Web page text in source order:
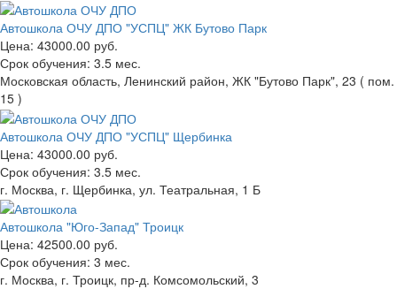
Автошкола ОЧУ ДПО "УСПЦ" ЖК Бутово Парк
Цена: 43000.00 руб.
Срок обучения: 3.5 мес.
Московская область, Ленинский район, ЖК "Бутово Парк", 23 ( пом.
15 )
Автошкола ОЧУ ДПО "УСПЦ" Щербинка
Цена: 43000.00 руб.
Срок обучения: 3.5 мес.
г. Москва, г. Щербинка, ул. Театральная, 1 Б
Автошкола "Юго-Запад" Троицк
Цена: 42500.00 руб.
Срок обучения: 3 мес.
г. Москва, г. Троицк, пр-д. Комсомольский, 3